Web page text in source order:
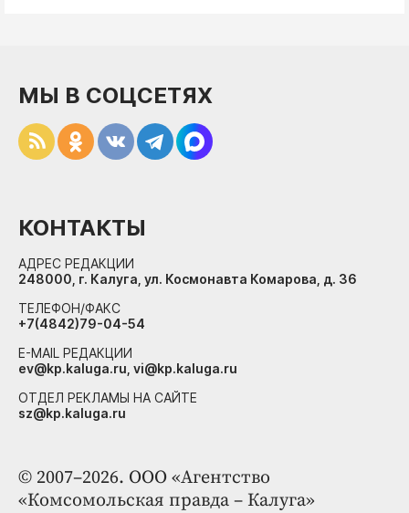
© 2007–2026. ООО «Агентство
«Комсомольская правда – Калуга»
МЫ В СОЦСЕТЯХ
КОНТАКТЫ
АДРЕС РЕДАКЦИИ
248000, г. Калуга, ул. Космонавта Комарова, д. 36
ТЕЛЕФОН/ФАКС
+7(4842)79-04-54
E-MAIL РЕДАКЦИИ
ev@kp.kaluga.ru, vi@kp.kaluga.ru
ОТДЕЛ РЕКЛАМЫ НА САЙТЕ
sz@kp.kaluga.ru